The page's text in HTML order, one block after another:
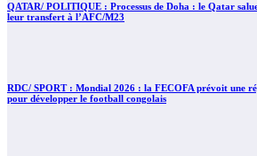
QATAR/ POLITIQUE : Processus de Doha : le Qatar
leur transfert à l’AFC/M23
RDC/ SPORT : Mondial 2026 : la FECOFA prévoit une
pour développer le football congolais